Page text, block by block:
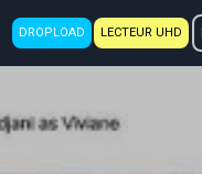
DROPLOAD LECTEUR UHD